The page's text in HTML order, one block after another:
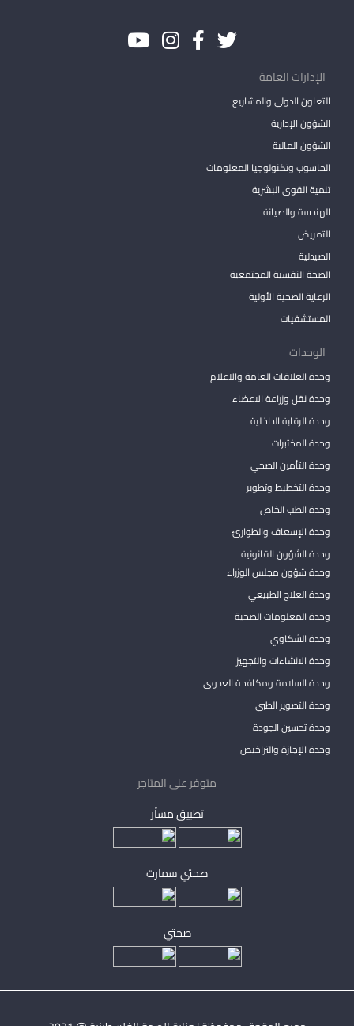
الإدارات العامة
التعاون الدولي والمشاريع
الشؤون الإدارية
الشؤون المالية
الحاسوب وتكنولوجيا المعلومات
تنمية القوى البشرية
الهندسة والصيانة
التمريض
الصيدلية
الصحة النفسية المجتمعية
الرعاية الصحية الأولية
المستشفيات
الوحدات
وحدة العلاقات العامة والاعلام
وحدة نقل وزراعة الاعضاء
وحدة الرقابة الداخلية
وحدة المختبرات
وحدة التأمين الصحي
وحدة التخطيط وتطوير
وحدة الطب الخاص
وحدة الإسعاف والطوارئ
وحدة الشؤون القانونية
وحدة شؤون مجلس الوزراء
وحدة العلاج الطبيعي
وحدة المعلومات الصحية
وحدة الشكاوي
وحدة الانشاءات والتجهيز
وحدة السلامة ومكافحة العدوى
وحدة التصوير الطبي
وحدة تحسين الجودة
وحدة الإجازة والتراخيص
متوفر على المتاجر
تطبيق مساْر
صحتي سمارت
صحتي